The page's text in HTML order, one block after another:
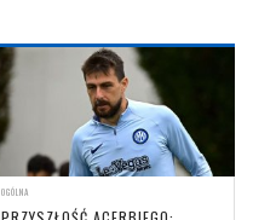
OGÓLNA